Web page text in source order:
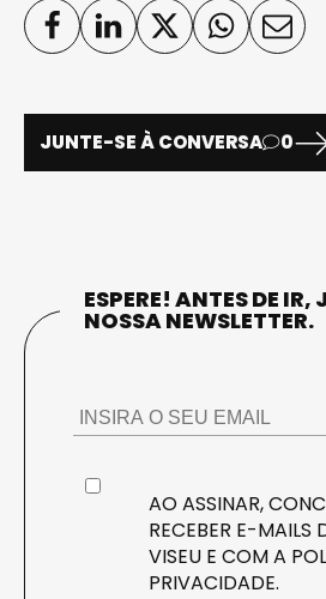
JUNTE-SE À CONVERSA 0
ESPERE! ANTES DE
NOSSA NEWSLETTER.
AO ASSINAR,
RECEBER E-MAILS
VISEU E COM A
PRIVACIDADE.